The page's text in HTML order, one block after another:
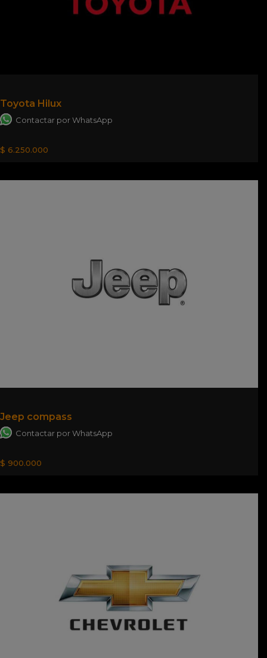
Toyota Hilux
Contactar por WhatsApp
$ 6.250.000
Jeep compass
Contactar por WhatsApp
$ 900.000